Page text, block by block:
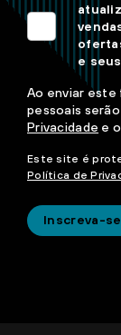
e
Ao enviar este
pessoais
Privacidade e
Este site é
Política de
Inscreva-se